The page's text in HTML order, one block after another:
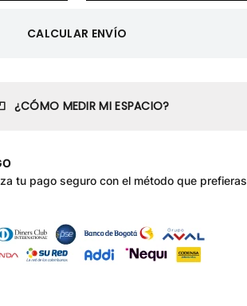
CALCULAR ENVÍO
¿CÓMO MEDIR MI ESPACIO?
tu pago seguro con el método que prefieras